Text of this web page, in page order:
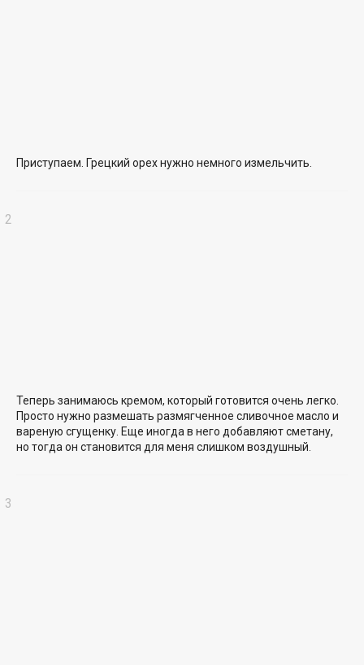
Приступаем. Грецкий орех нужно немного измельчить.
Теперь занимаюсь кремом, который готовится очень легко.
Просто нужно размешать размягченное сливочное масло и
вареную сгущенку. Еще иногда в него добавляют сметану,
но тогда он становится для меня слишком воздушный.